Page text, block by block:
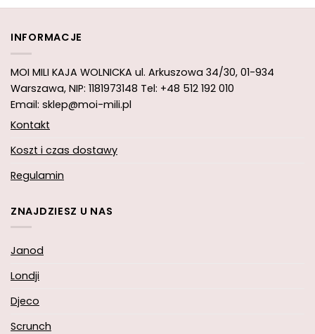
INFORMACJE
MOI MILI KAJA WOLNICKA ul. Arkuszowa 34/30, 01-934
Warszawa, NIP: 1181973148 Tel: +48 512 192 010
Email: sklep@moi-mili.pl
Kontakt
Koszt i czas dostawy
Regulamin
ZNAJDZIESZ U NAS
Janod
Londji
Djeco
Scrunch